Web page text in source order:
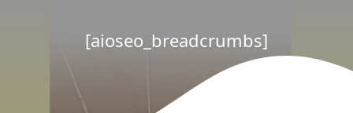
[aioseo_breadcrumbs]